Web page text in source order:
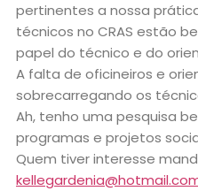
pertinentes a nossa
técnicos no CRAS estão
papel do técnico e do
A falta de oficineiros e
sobrecarregando os
Ah, tenho uma pesquisa
programas e projetos
Quem tiver interesse